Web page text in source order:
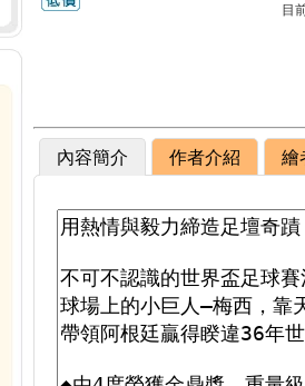
目
內容簡介 作者介紹 繪